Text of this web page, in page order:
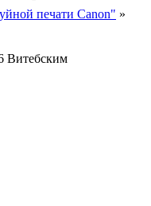
печати Canon" »
Витебским